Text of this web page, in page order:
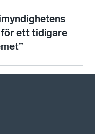
ett tidigare